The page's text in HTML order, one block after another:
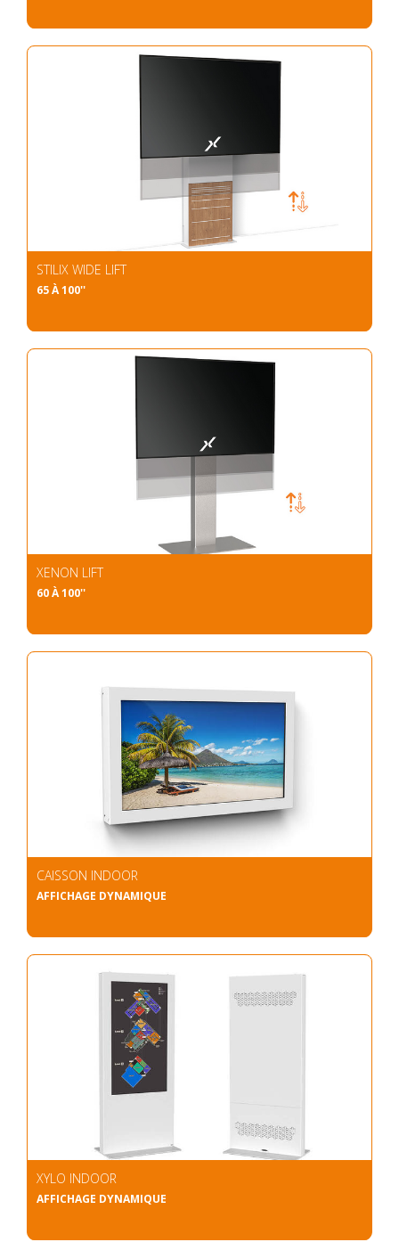
STILIX WIDE LIFT
65 À 100''
XENON LIFT
60 À 100''
CAISSON INDOOR
AFFICHAGE DYNAMIQUE
XYLO INDOOR
AFFICHAGE DYNAMIQUE